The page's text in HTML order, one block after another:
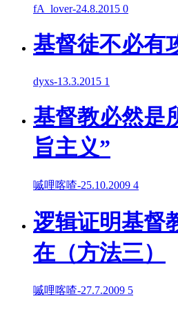
fA_lover-24.8.2015 0
基督徒不必有
dyxs-13.3.2015 1
基督教必然是
旨主义”
嘁哩喀喳-25.10.2009 4
逻辑证明基督
在（方法三）
嘁哩喀喳-27.7.2009 5